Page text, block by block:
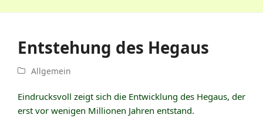
Entstehung des Hegaus
Allgemein
Eindrucksvoll zeigt sich die Entwicklung des Hegaus, der
erst vor wenigen Millionen Jahren entstand.